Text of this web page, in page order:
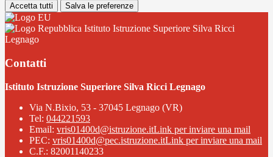
Accetta tutti Salva le preferenze
Istituto Istruzione Superiore Silva Ricci
Legnago
Contatti
Istituto Istruzione Superiore Silva Ricci Legnago
Via N.Bixio, 53 - 37045 Legnago (VR)
Tel: 044221593
Email: vris01400d@istruzione.itLink per inviare una mail
PEC: vris01400d@pec.istruzione.itLink per inviare una mail
C.F.: 82001140233